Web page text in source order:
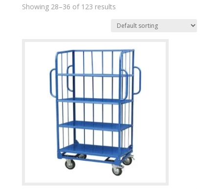
Showing 28–36 of 123 results